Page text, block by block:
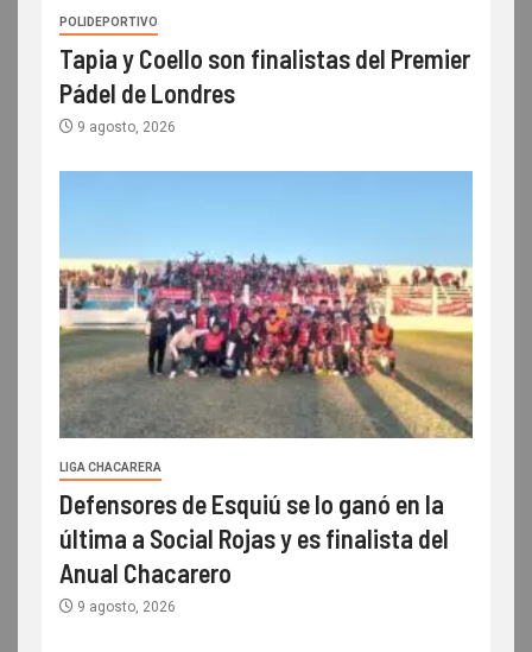
POLIDEPORTIVO
Tapia y Coello son finalistas del Premier
Pádel de Londres
9 agosto, 2026
LIGA CHACARERA
Defensores de Esquiú se lo ganó en la
última a Social Rojas y es finalista del
Anual Chacarero
9 agosto, 2026